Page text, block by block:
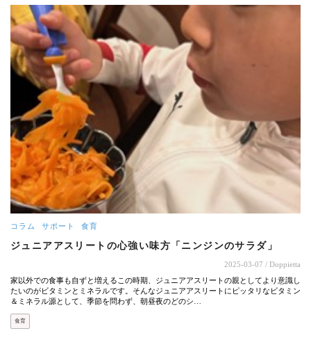
コラム サポート 食育
ジュニアアスリートの心強い味方「ニンジンのサラダ」
2025-03-07 / Doppietta
家以外での食事も自ずと増えるこの時期、ジュニアアスリートの親としてより意識し
たいのがビタミンとミネラルです。そんなジュニアアスリートにピッタリなビタミン
＆ミネラル源として、季節を問わず、朝昼夜のどのシ…
食育